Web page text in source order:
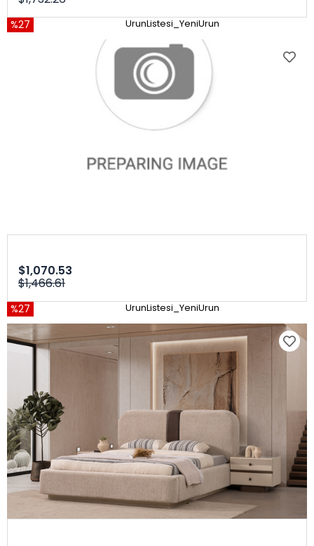
%27 UrunListesi_YeniUrun
$1,070.53
$1,466.61
%27 UrunListesi_YeniUrun